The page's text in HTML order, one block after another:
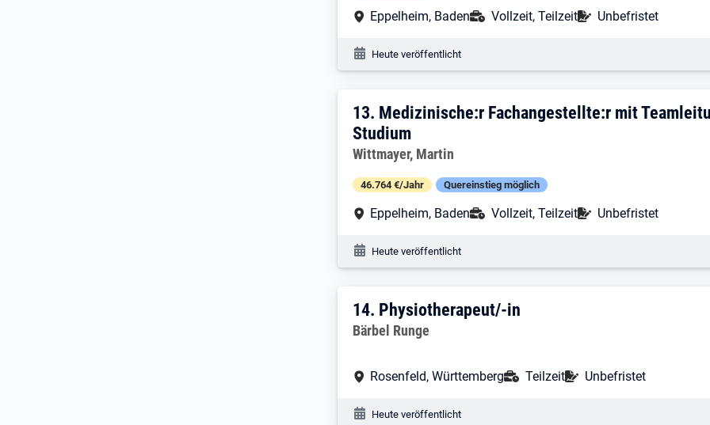
Arbeitsort:
Eppelheim, Baden Anstellungsart:
Vollzeit, Teilzeit Befristung:
Unbefristet
Veröffentlichungsdatum:
Heute veröffentlicht
13. Ergebnis: Medizinische:r
13. Medizinische:r Fachangestellte:r mit
Studium
Arbeitgeber:
Wittmayer, Martin
46.764 €/Jahr Quereinstieg möglich
Arbeitsort:
Eppelheim, Baden Anstellungsart:
Vollzeit, Teilzeit Befristung:
Unbefristet
Veröffentlichungsdatum:
Heute veröffentlicht
14. Ergebnis: Physiotherapeut/-in
14. Physiotherapeut/-in
Arbeitgeber:
Bärbel Runge
Arbeitsort:
Rosenfeld, Württemberg Anstellungsart:
Teilzeit Befristung:
Unbefristet
Veröffentlichungsdatum:
Heute veröffentlicht